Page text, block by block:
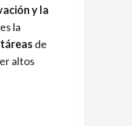
y la
la
de
altos